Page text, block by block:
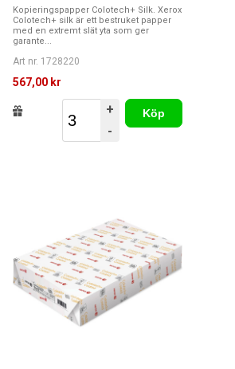
Kopieringspapper Colotech+ Silk. Xerox
Colotech+ silk är ett bestruket papper
med en extremt slät yta som ger
garante...
Art nr. 1728220
567,00 kr
+
-
Köp